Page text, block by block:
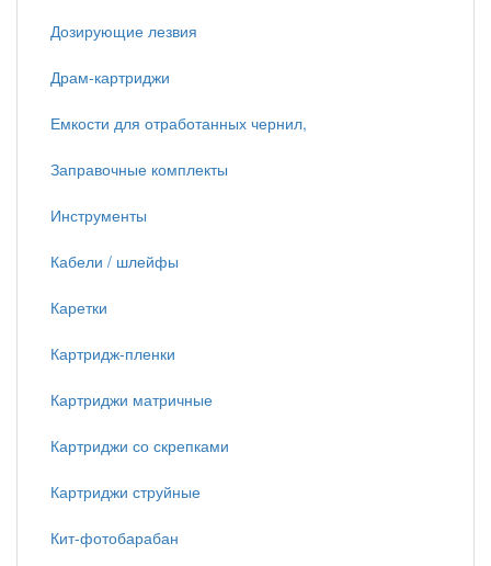
Дозирующие лезвия
Драм-картриджи
Емкости для отработанных чернил,
Заправочные комплекты
Инструменты
Кабели / шлейфы
Каретки
Картридж-пленки
Картриджи матричные
Картриджи со скрепками
Картриджи струйные
Кит-фотобарабан